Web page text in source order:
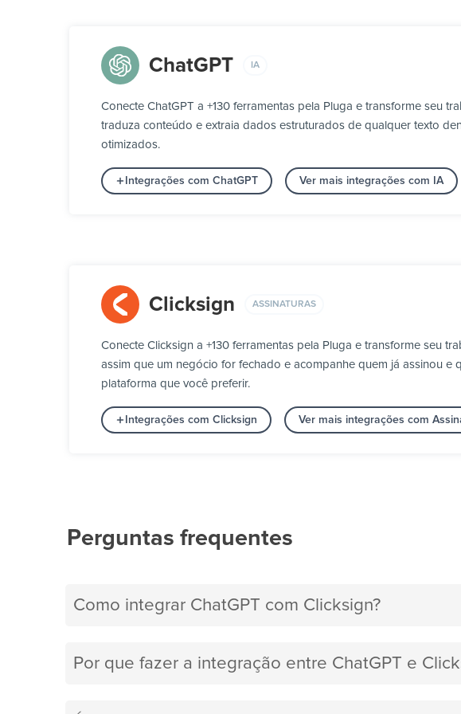
ChatGPT IA
Conecte ChatGPT a +130 ferramentas pela Pluga e transforme seu
traduza conteúdo e extraia dados estruturados de qualquer texto
otimizados.
Integrações com ChatGPT Ver mais integrações com IA
Clicksign ASSINATURAS
Conecte Clicksign a +130 ferramentas pela Pluga e transforme seu
assim que um negócio for fechado e acompanhe quem já assinou e
plataforma que você preferir.
Integrações com Clicksign Ver mais integrações com
Perguntas frequentes
Como integrar ChatGPT com Clicksign?
Por que fazer a integração entre ChatGPT e